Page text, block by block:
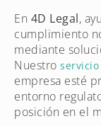
En 4D Legal,
cumplimiento
mediante
Nuestro servicio
empresa esté
entorno
posición en el